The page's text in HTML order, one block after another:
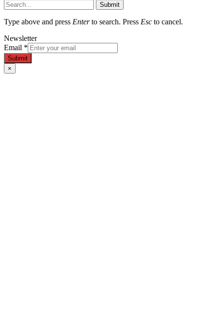
Submit
Type above and press Enterto search. Press Esc to cancel.
Newsletter
Email *
Submit
×